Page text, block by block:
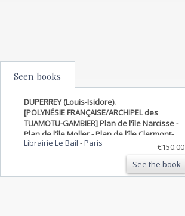
Seen books
DUPERREY (Louis-Isidore).
[POLYNÉSIE FRANÇAISE/ARCHIPEL des
TUAMOTU-GAMBIER] Plan de l'île Narcisse -
Plan de l'île Moller - Plan de l'île Clermont-
Tonnerre.
Librairie Le Bail -Paris
€150.00
See the book